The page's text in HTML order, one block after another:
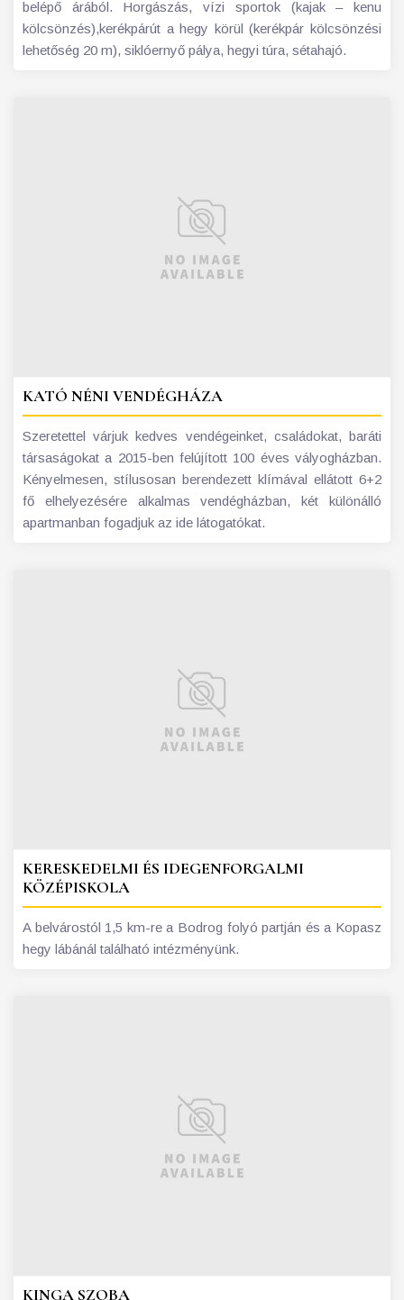
belépő árából. Horgászás, vízi sportok (kajak – kenu
kölcsönzés),kerékpárút a hegy körül (kerékpár kölcsönzési
lehetőség 20 m), siklóernyő pálya, hegyi túra, sétahajó.
KATÓ NÉNI VENDÉGHÁZA
Szeretettel várjuk kedves vendégeinket, családokat, baráti
társaságokat a 2015-ben felújított 100 éves vályogházban.
Kényelmesen, stílusosan berendezett klímával ellátott 6+2
fő elhelyezésére alkalmas vendégházban, két különálló
apartmanban fogadjuk az ide látogatókat.
KERESKEDELMI ÉS IDEGENFORGALMI
KÖZÉPISKOLA
A belvárostól 1,5 km-re a Bodrog folyó partján és a Kopasz
hegy lábánál található intézményünk.
KINGA SZOBA